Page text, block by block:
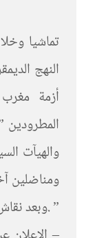
تماشيا
النهج
أزمة
والهيآت
ومناضلين
” .وبعد